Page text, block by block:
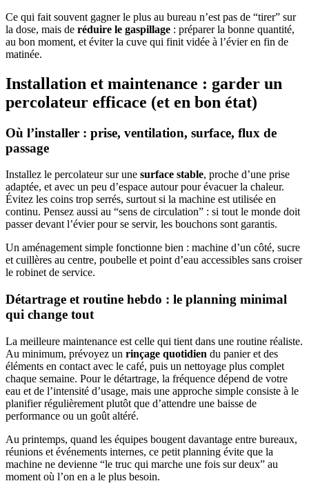
Ce qui fait souvent gagner le plus au bureau n’est pas de “tirer” sur
la dose, mais de réduire le gaspillage : préparer la bonne quantité,
au bon moment, et éviter la cuve qui finit vidée à l’évier en fin de
matinée.
Installation et maintenance : garder un
percolateur efficace (et en bon état)
Où l’installer : prise, ventilation, surface, flux de
passage
Installez le percolateur sur une surface stable, proche d’une prise
adaptée, et avec un peu d’espace autour pour évacuer la chaleur.
Évitez les coins trop serrés, surtout si la machine est utilisée en
continu. Pensez aussi au “sens de circulation” : si tout le monde doit
passer devant l’évier pour se servir, les bouchons sont garantis.
Un aménagement simple fonctionne bien : machine d’un côté, sucre
et cuillères au centre, poubelle et point d’eau accessibles sans croiser
le robinet de service.
Détartrage et routine hebdo : le planning minimal
qui change tout
La meilleure maintenance est celle qui tient dans une routine réaliste.
Au minimum, prévoyez un rinçage quotidien du panier et des
éléments en contact avec le café, puis un nettoyage plus complet
chaque semaine. Pour le détartrage, la fréquence dépend de votre
eau et de l’intensité d’usage, mais une approche simple consiste à le
planifier régulièrement plutôt que d’attendre une baisse de
performance ou un goût altéré.
Au printemps, quand les équipes bougent davantage entre bureaux,
réunions et événements internes, ce petit planning évite que la
machine ne devienne “le truc qui marche une fois sur deux” au
moment où l’on en a le plus besoin.